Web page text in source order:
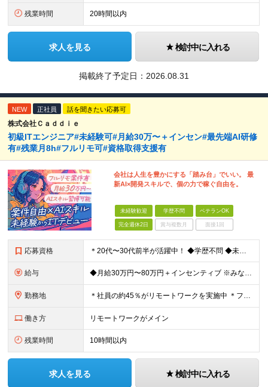
残業時間 20時間以内
求人を見る 検討中に入れる
掲載終了予定日： 2026.08.31
NEW 正社員 話を聞きたい応募可
株式会社Ｃａｄｄｉｅ
初級ITエンジニア#未経験可#月給30万〜＋インセン#最先端AI研修
有#残業月8h#フルリモ可#資格取得支援有
会社は人生を豊かにする「踏み台」でいい。 最
新AI×開発スキルで、個の力で稼ぐ自由を。
未経験歓迎 学歴不問 ベテランOK
完全週休2日 賞与複数月 面接1回
応募資格 ＊20代〜30代前半が活躍中！ ◆学歴不問 ◆未経験歓迎 ★「手に職をつけたい」「今の自分を変えたい」という意欲を最重視します。 ＼こんな方にピッタリです！／ ◆接客・販売・営業など「人と話す仕事
給与 ◆月給30万円〜80万円＋インセンティブ ※みなし残業代（月10時間・16,000円）を含みます ※超過分は別途支給します ※試用期間3か月あり（給与は28万円、待遇に差異なし）
勤務地 ＊社員の約45％がリモートワークを実施中 ＊フルリモート案件もあり ＊転勤はありません 本社（横浜）または、東京・神奈川の各プロジェクト先。 【本社】 神奈川県横浜市中区不老町2丁目11-8 税経
働き方 リモートワークがメイン
残業時間 10時間以内
求人を見る 検討中に入れる